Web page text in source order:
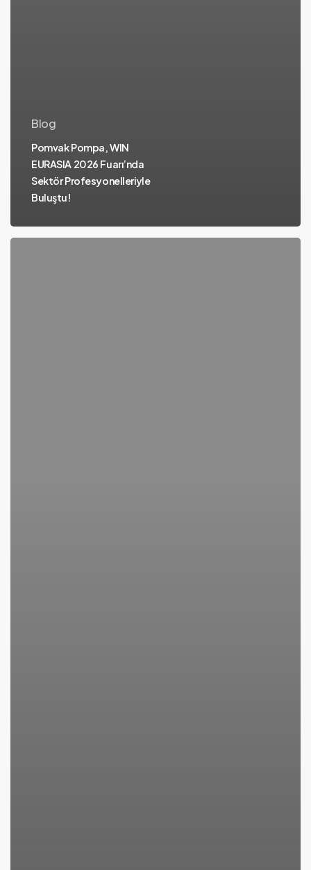
Blog
Pomvak Pompa, WIN
EURASIA 2026 Fuarı’nda
Sektör Profesyonelleriyle
Buluştu!